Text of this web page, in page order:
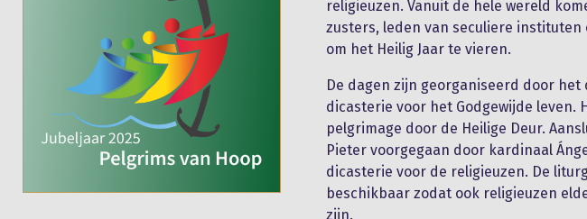
religieuzen. Vanuit de hele wereld
zusters, leden van seculiere instituten
om het Heilig Jaar te vieren.
De dagen zijn georganiseerd door
dicasterie voor het Godgewijde
pelgrimage door de Heilige Deur.
Pieter voorgegaan door kardinaal
dicasterie voor de religieuzen. De
beschikbaar zodat ook religieuzen
zijn.